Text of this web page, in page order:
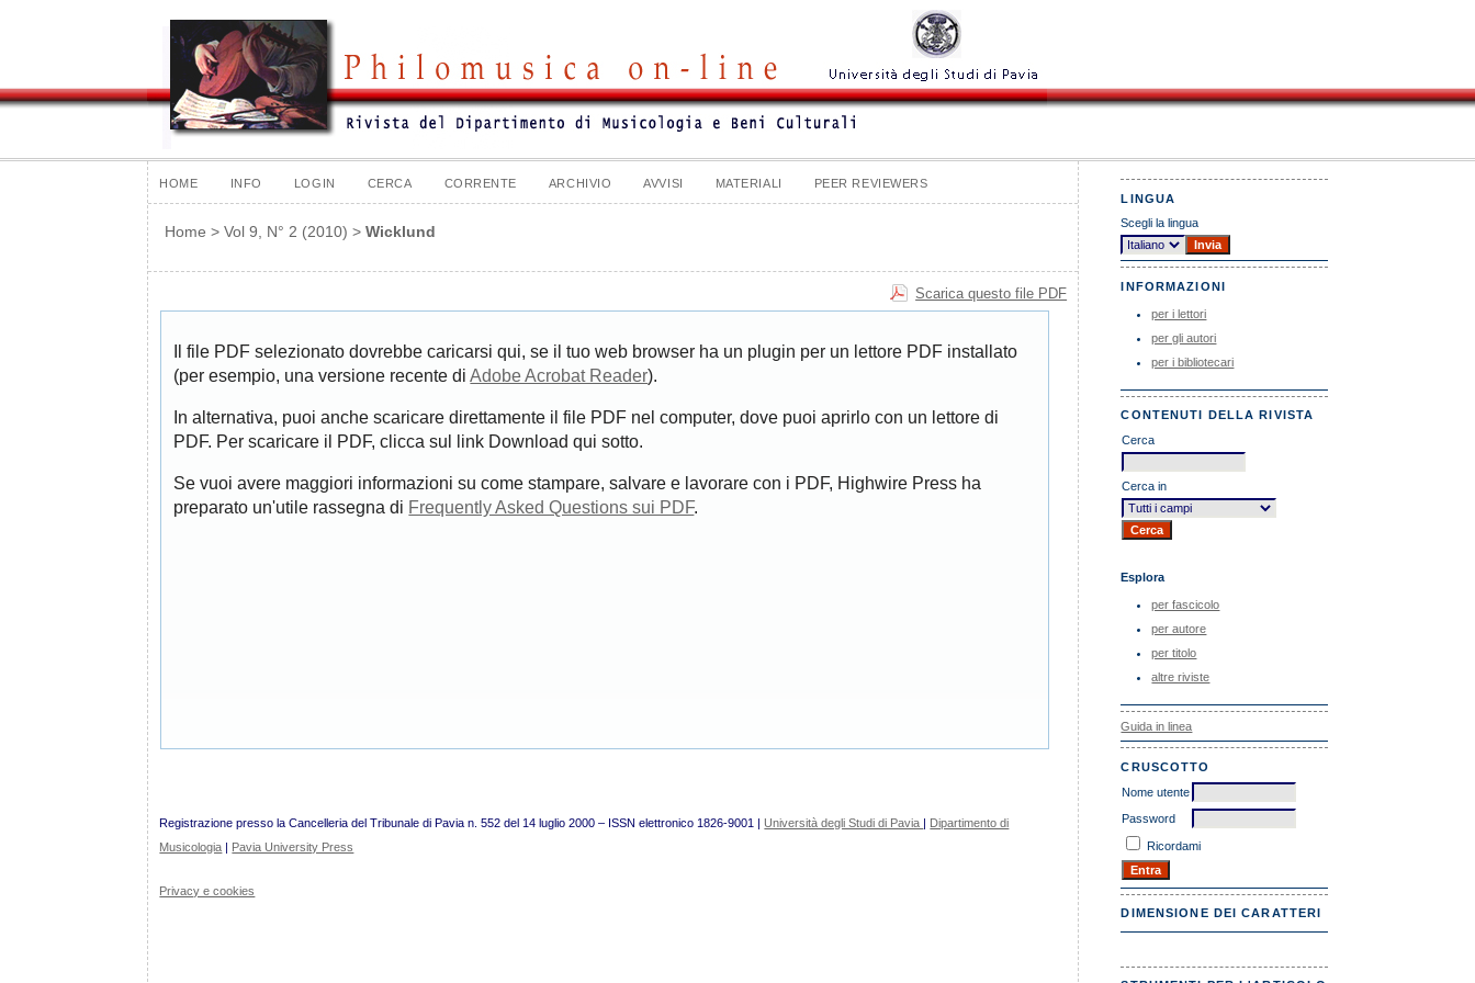
LINGUA
Scegli la lingua
INFORMAZIONI
per i lettori
per gli autori
per i bibliotecari
CONTENUTI DELLA RIVISTA
Cerca
Cerca in
Esplora
per fascicolo
per autore
per titolo
altre riviste
Guida in linea
CRUSCOTTO
Nome utente
Password
Ricordami
DIMENSIONE DEI CARATTERI
HOME INFO LOGIN CERCA CORRENTE ARCHIVIO AVVISI MATERIALI PEER REVIEWERS
Home >Vol 9, N° 2 (2010) >Wicklund
Scarica questo file PDF
Il file PDF selezionato dovrebbe caricarsi qui, se il tuo web browser ha un plugin per un lettore PDF installato
(per esempio, una versione recente diAdobe Acrobat Reader).
In alternativa, puoi anche scaricare direttamente il file PDF nel computer, dove puoi aprirlo con un lettore di
PDF. Per scaricare il PDF, clicca sul link Download qui sotto.
Se vuoi avere maggiori informazioni su come stampare, salvare e lavorare con i PDF, Highwire Press ha
preparato un'utile rassegna di Frequently Asked Questions sui PDF.
Registrazione presso la Cancelleria del Tribunale di Pavia n. 552 del 14 luglio 2000 – ISSN elettronico 1826-9001 |Università degli Studi di Pavia | Dipartimento di
Musicologia | Pavia University Press
Privacy e cookies